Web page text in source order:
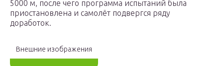
5000 м, после чего программа испытаний была
приостановлена и самолёт подвергся ряду
доработок.
Внешние изображения